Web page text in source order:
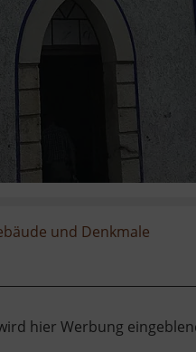
und Denkmale
hier Werbung